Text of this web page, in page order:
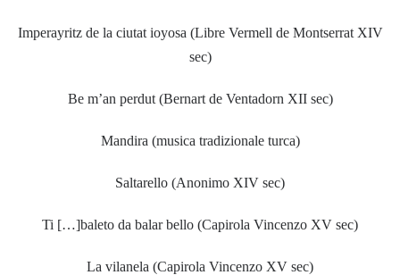
Imperayritz de la ciutat ioyosa (Libre Vermell de Montserrat XIV
sec)
Be m’an perdut (Bernart de Ventadorn XII sec)
Mandira (musica tradizionale turca)
Saltarello (Anonimo XIV sec)
Ti […]baleto da balar bello (Capirola Vincenzo XV sec)
La vilanela (Capirola Vincenzo XV sec)